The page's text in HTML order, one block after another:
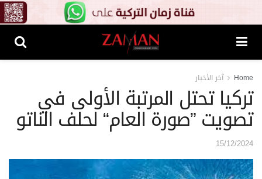
Home آخر الأخبار
تركيا تحتل المرتبة الأولى في
تصويت ”صورة العام“ لحلف الناتو
15/12/2024